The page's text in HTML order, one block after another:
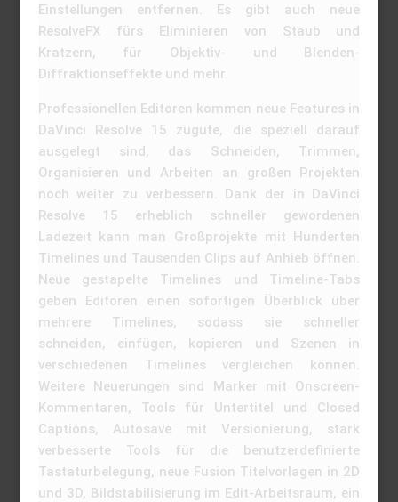
Einstellungen entfernen. Es gibt auch neue
ResolveFX fürs Eliminieren von Staub und
Kratzern, für Objektiv- und Blenden-
Diffraktionseffekte und mehr.
Professionellen Editoren kommen neue Features in
DaVinci Resolve 15 zugute, die speziell darauf
ausgelegt sind, das Schneiden, Trimmen,
Organisieren und Arbeiten an großen Projekten
noch weiter zu verbessern. Dank der in DaVinci
Resolve 15 erheblich schneller gewordenen
Ladezeit kann man Großprojekte mit Hunderten
Timelines und Tausenden Clips auf Anhieb öffnen.
Neue gestapelte Timelines und Timeline-Tabs
geben Editoren einen sofortigen Überblick über
mehrere Timelines, sodass sie schneller
schneiden, einfügen, kopieren und Szenen in
verschiedenen Timelines vergleichen können.
Weitere Neuerungen sind Marker mit Onscreen-
Kommentaren, Tools für Untertitel und Closed
Captions, Autosave mit Versionierung, stark
verbesserte Tools für die benutzerdefinierte
Tastaturbelegung, neue Fusion Titelvorlagen in 2D
und 3D, Bildstabilisierung im Edit-Arbeitsraum, ein